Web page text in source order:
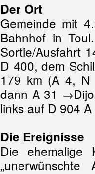
Der Ort
Gemeinde mit
Bahnhof in
Sortie/Ausfahrt
D 400, dem
179 km (A 4,
dann A 31
links auf D 904
Die Ereignisse
Die